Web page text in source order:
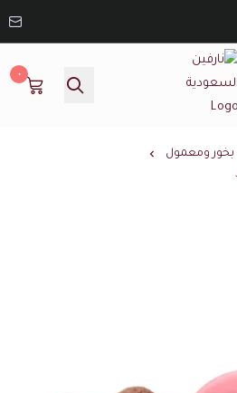
نارفين السعودية
٠
بخور ومعمول